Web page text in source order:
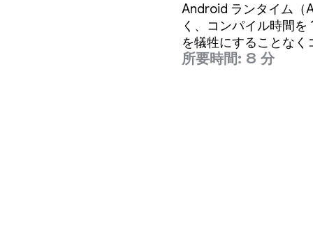
Android ランタイム（
く、コンパイル時間
を犠牲にすることな
所要時間: 8 分